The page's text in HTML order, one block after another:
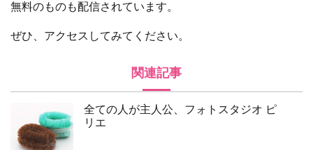
無料のものも配信されています。
ぜひ、アクセスしてみてください。
関連記事
全ての人が主人公、フォトスタジオ ピ
リエ